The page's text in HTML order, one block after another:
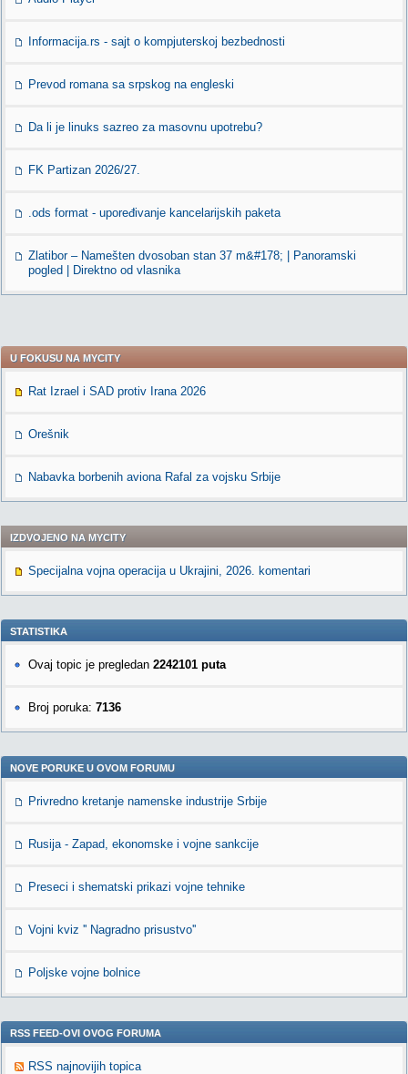
Informacija.rs - sajt o kompjuterskoj bezbednosti
Prevod romana sa srpskog na engleski
Da li je linuks sazreo za masovnu upotrebu?
FK Partizan 2026/27.
.ods format - upoređivanje kancelarijskih paketa
Zlatibor – Namešten dvosoban stan 37 m&#178; | Panoramski
pogled | Direktno od vlasnika
U FOKUSU NA MYCITY
Rat Izrael i SAD protiv Irana 2026
Orešnik
Nabavka borbenih aviona Rafal za vojsku Srbije
IZDVOJENO NA MYCITY
Specijalna vojna operacija u Ukrajini, 2026. komentari
STATISTIKA
Ovaj topic je pregledan 2242101 puta
Broj poruka: 7136
NOVE PORUKE U OVOM FORUMU
Privredno kretanje namenske industrije Srbije
Rusija - Zapad, ekonomske i vojne sankcije
Preseci i shematski prikazi vojne tehnike
Vojni kviz '' Nagradno prisustvo''
Poljske vojne bolnice
RSS FEED-OVI OVOG FORUMA
RSS najnovijih topica